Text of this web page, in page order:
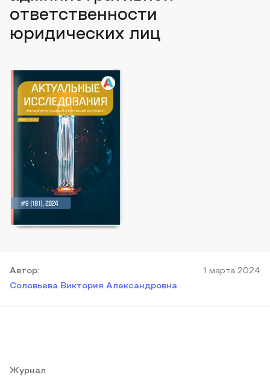
ответственности
юридических лиц
Автор:
Соловьева Виктория Александровна
1 марта 2024
Журнал